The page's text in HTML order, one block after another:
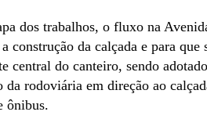
dos trabalhos, o fluxo na
construção da calçada e para que
central do canteiro, sendo
rodoviária em direção ao
ônibus.